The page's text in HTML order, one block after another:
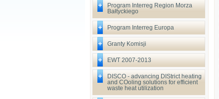
Program Interreg Region Morza
Bałtyckiego
Program Interreg Europa
Granty Komisji
EWT 2007-2013
DISCO - advancing DIStrict heating
and COoling solutions for efficient
waste heat utilization